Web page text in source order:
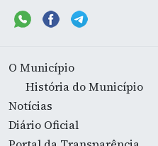
O Município
História do Município
Notícias
Diário Oficial